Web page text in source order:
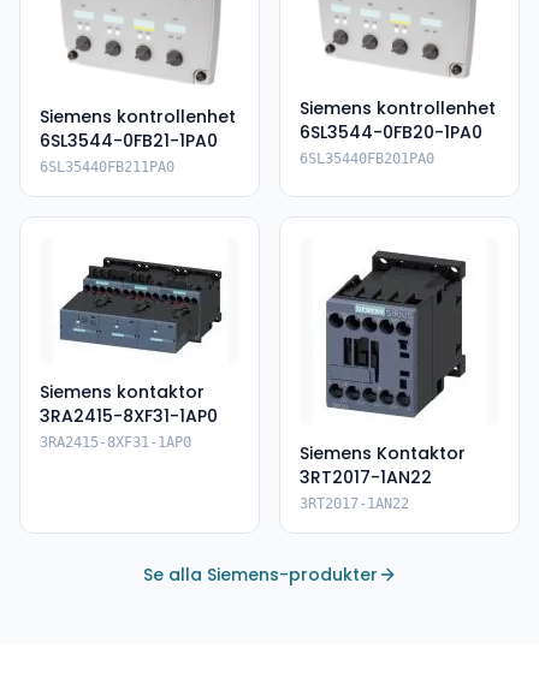
Siemens kontrollenhet
6SL3544-0FB21-1PA0
6SL35440FB211PA0
Siemens kontrollenhet
6SL3544-0FB20-1PA0
6SL35440FB201PA0
Siemens kontaktor
3RA2415-8XF31-1AP0
3RA2415-8XF31-1AP0
Siemens Kontaktor
3RT2017-1AN22
3RT2017-1AN22
Se alla Siemens-produkter